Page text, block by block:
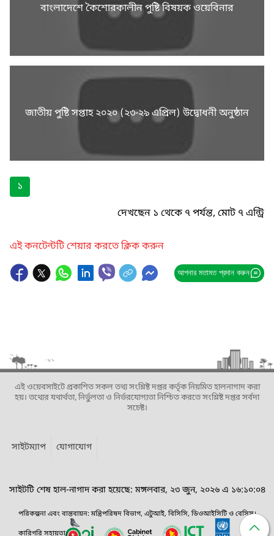
বাংলাদেশে কৈশোরকালীন পুষ্টি বিষয়ক ওয়েবিনার
জাতীয় পুষ্টি সপ্তাহ ২০২০ (২৩-২৯ এপ্রিল) উদ্বোধনী অনুষ্ঠান
১
দেখছেন ১ থেকে ৭ পর্যন্ত, মোট ৭ এন্ট্রি
এই কনটেন্টটি শেয়ার করতে ক্লিক করুন
আপনার মতামত প্রদান করুন
এই ওয়েবসাইটে প্রকাশিত সকল তথ্য সংশ্লিষ্ট দপ্তর কর্তৃক নিয়মিত হালনাগাদ করা
হয়। তথ্যের যথার্থতা, নির্ভুলতা ও নির্ভরযোগ্যতা নিশ্চিত করতে সংশ্লিষ্ট দপ্তর সর্বদা
সচেষ্ট।
সাইটম্যাপ যোগাযোগ
সাইটটি শেষ হাল-নাগাদ করা হয়েছে: মঙ্গলবার, ২৩ জুন, ২০২৬ এ ১৬:১০:০৪
পরিকল্পনা এবং বাস্তবায়ন: মন্ত্রিপরিষদ বিভাগ, এটুআই, বিসিসি, ডিওআইসিটি ও বেসিস।
কারিগরি সহায়তা